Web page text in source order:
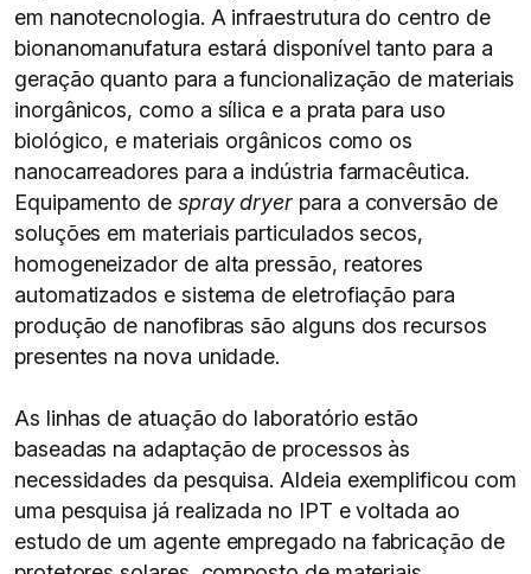
em nanotecnologia. A infraestrutura do centro de
bionanomanufatura estará disponível tanto para a
geração quanto para a funcionalização de materiais
inorgânicos, como a sílica e a prata para uso
biológico, e materiais orgânicos como os
nanocarreadores para a indústria farmacêutica.
Equipamento de spray dryer para a conversão de
soluções em materiais particulados secos,
homogeneizador de alta pressão, reatores
automatizados e sistema de eletrofiação para
produção de nanofibras são alguns dos recursos
presentes na nova unidade.
As linhas de atuação do laboratório estão
baseadas na adaptação de processos às
necessidades da pesquisa. Aldeia exemplificou com
uma pesquisa já realizada no IPT e voltada ao
estudo de um agente empregado na fabricação de